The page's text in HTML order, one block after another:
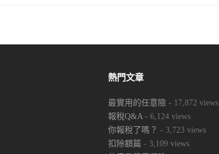
熱門文章
最實用的任意險 - 17,872 views
報稅Q&A- 6,124 views
你報稅了嗎？ - 3,723 views
扣除額篇 - 3,109 views